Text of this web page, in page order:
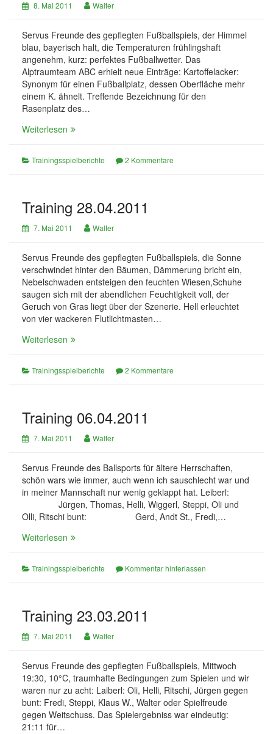
8. Mai 2011 Walter
Servus Freunde des gepflegten Fußballspiels, der Himmel
blau, bayerisch halt, die Temperaturen frühlingshaft
angenehm, kurz: perfektes Fußballwetter. Das
Alptraumteam ABC erhielt neue Einträge: Kartoffelacker:
Synonym für einen Fußballplatz, dessen Oberfläche mehr
einem K. ähnelt. Treffende Bezeichnung für den
Rasenplatz des…
Weiterlesen Training
Trainingsspielberichte 2 Kommentare
Training 28.04.2011
7. Mai 2011 Walter
Servus Freunde des gepflegten Fußballspiels, die Sonne
verschwindet hinter den Bäumen, Dämmerung bricht ein,
Nebelschwaden entsteigen den feuchten Wiesen,Schuhe
saugen sich mit der abendlichen Feuchtigkeit voll, der
Geruch von Gras liegt über der Szenerie. Hell erleuchtet
von vier wackeren Flutlichtmasten…
Weiterlesen Training
Trainingsspielberichte 2 Kommentare
Training 06.04.2011
7. Mai 2011 Walter
Servus Freunde des Ballsports für ältere Herrschaften,
schön wars wie immer, auch wenn ich sauschlecht war und
in meiner Mannschaft nur wenig geklappt hat. Leiberl:
Jürgen, Thomas, Helli, Wiggerl, Steppi, Oli und
Olli, Ritschi bunt: Gerd, Andt St., Fredi,…
Weiterlesen Training
Trainingsspielberichte Kommentar hinterlassen
Training 23.03.2011
7. Mai 2011 Walter
Servus Freunde des gepflegten Fußballspiels, Mittwoch
19:30, 10°C, traumhafte Bedingungen zum Spielen und wir
waren nur zu acht: Laiberl: Oli, Helli, Ritschi, Jürgen gegen
bunt: Fredi, Steppi, Klaus W., Walter oder Spielfreude
gegen Weitschuss. Das Spielergebniss war eindeutig:
21:11 für…